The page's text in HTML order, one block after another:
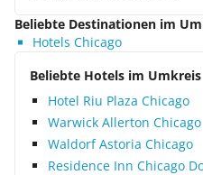
Beliebte Destinationen im
Hotels Chicago
Beliebte Hotels im Umkreis
Hotel Riu Plaza Chicago
Warwick Allerton Chicago
Waldorf Astoria Chicago
Residence Inn Chicago